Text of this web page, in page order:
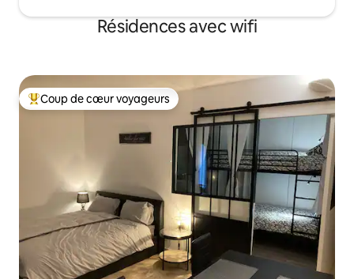
Résidences avec wifi
Coups de cœur voyageurs les plus appréciés
Coup de cœur voyageurs